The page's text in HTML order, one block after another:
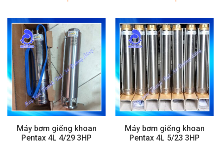
Máy bơm giếng khoan
Pentax 4L 4/29 3HP
Máy bơm giếng khoan
Pentax 4L 5/23 3HP